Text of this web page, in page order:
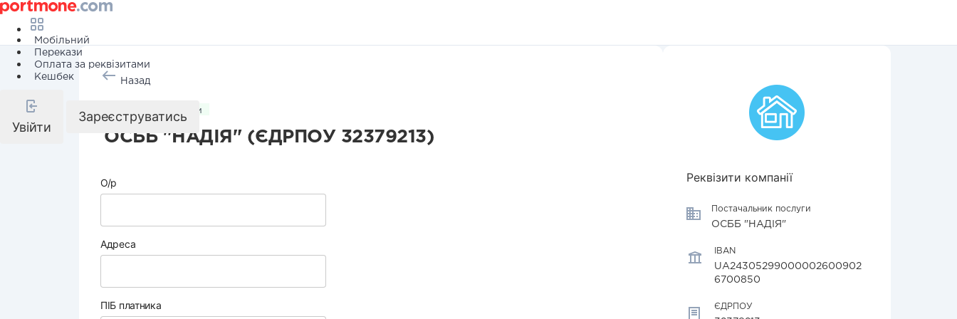
Мобільний
Перекази
Оплата за реквізитами
Кешбек
Увійти
Зареєструватись
Назад
Комунальні послуги
ОСББ "НАДІЯ" (ЄДРПОУ 32379213)
О/р
Адреса
ПІБ платника
Реквізити компанії
Постачальник послуги
ОСББ "НАДІЯ"
IBAN
UA24305299000002600902
6700850
ЄДРПОУ